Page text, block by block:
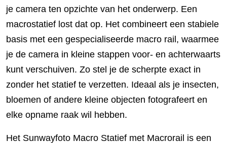
je camera ten opzichte van het onderwerp. Een
macrostatief lost dat op. Het combineert een stabiele
basis met een gespecialiseerde macro rail, waarmee
je de camera in kleine stappen voor- en achterwaarts
kunt verschuiven. Zo stel je de scherpte exact in
zonder het statief te verzetten. Ideaal als je insecten,
bloemen of andere kleine objecten fotografeert en
elke opname raak wil hebben.
Het Sunwayfoto Macro Statief met Macrorail is een